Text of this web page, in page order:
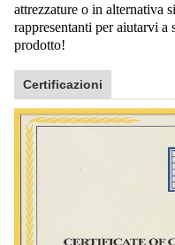
attrezzature o in alternativa
rappresentanti per aiutarvi a
prodotto!
Certificazioni